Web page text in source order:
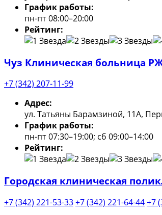
График работы:
пн-пт 08:00–20:00
Рейтинг:
Чуз Клиническая больница
+7 (342) 207-11-99
Адрес:
ул. Татьяны Барамзиной, 11А,
График работы:
пн-пт 07:30–19:00; сб 09:00–14:00
Рейтинг:
Городская клиническая
+7 (342) 221-53-33+7 (342) 221-64-44+7